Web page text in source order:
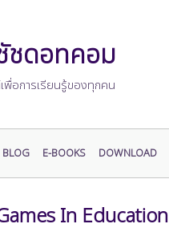
ชดอทคอม
เพื่อการเรียนรู้ของทุกคน
BLOG E-BOOKS DOWNLOAD
In Education